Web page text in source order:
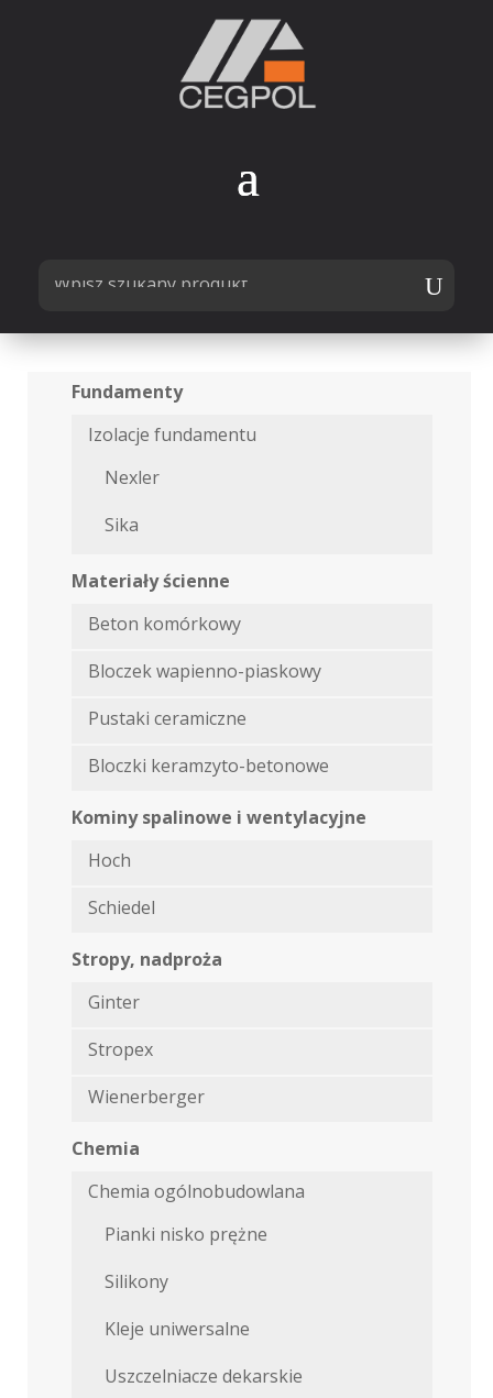
Fundamenty
Izolacje fundamentu
Nexler
Sika
Materiały ścienne
Beton komórkowy
Bloczek wapienno-piaskowy
Pustaki ceramiczne
Bloczki keramzyto-betonowe
Kominy spalinowe i wentylacyjne
Hoch
Schiedel
Stropy, nadproża
Ginter
Stropex
Wienerberger
Chemia
Chemia ogólnobudowlana
Pianki nisko prężne
Silikony
Kleje uniwersalne
Uszczelniacze dekarskie